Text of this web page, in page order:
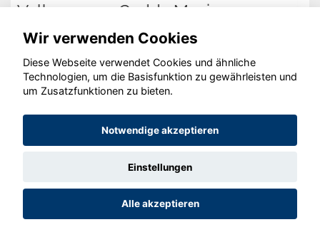
Peugeot 208
© konjunkturmotor.de GmbH 2020 - 2026
Wir verwenden Cookies
Diese Webseite verwendet Cookies und ähnliche
Technologien, um die Basisfunktion zu gewährleisten und
um Zusatzfunktionen zu bieten.
Notwendige akzeptieren
Einstellungen
Alle akzeptieren